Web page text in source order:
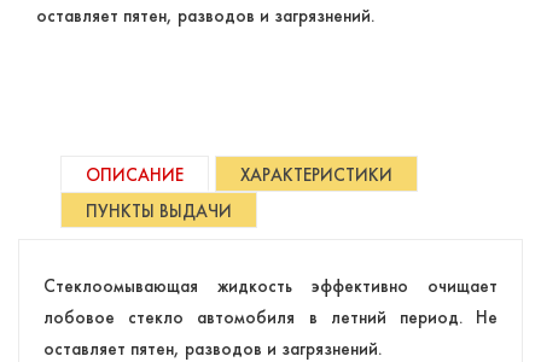
оставляет пятен, разводов и загрязнений.
ОПИСАНИЕ
ХАРАКТЕРИСТИКИ
ПУНКТЫ ВЫДАЧИ
Стеклоомывающая жидкость эффективно очищает
лобовое стекло автомобиля в летний период. Не
оставляет пятен, разводов и загрязнений.